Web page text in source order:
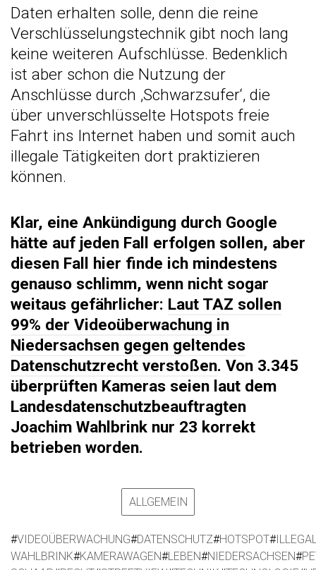
Daten erhalten solle, denn die reine
Verschlüsselungstechnik gibt noch lang
keine weiteren Aufschlüsse. Bedenklich
ist aber schon die Nutzung der
Anschlüsse durch ‚Schwarzsufer‘, die
über unverschlüsselte Hotspots freie
Fahrt ins Internet haben und somit auch
illegale Tätigkeiten dort praktizieren
können.
Klar, eine Ankündigung durch Google
hätte auf jeden Fall erfolgen sollen, aber
diesen Fall hier finde ich mindestens
genauso schlimm, wenn nicht sogar
weitaus gefährlicher: Laut TAZ sollen
99% der Videoüberwachung in
Niedersachsen gegen geltendes
Datenschutzrecht verstoßen. Von 3.345
überprüften Kameras seien laut dem
Landesdatenschutzbeauftragten
Joachim Wahlbrink nur 23 korrekt
betrieben worden.
ALLGEMEIN
#VIDEOÜBERWACHUNG#DATENSCHUTZ#HOTSPOT#
WAHLBRINK#KAMERAWAGEN#LEBEN#NIEDERSACHSEN#